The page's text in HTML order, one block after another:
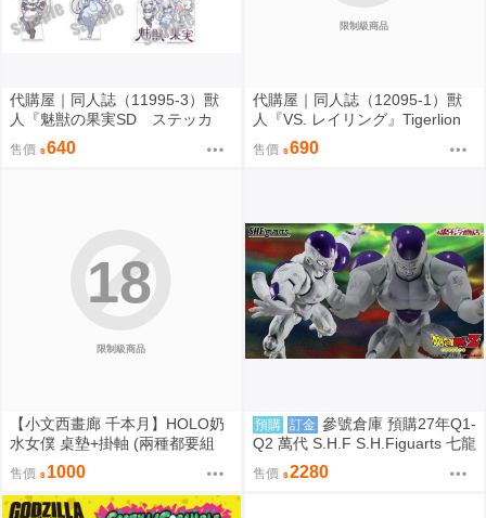
代購屋｜同人誌（11995-3）獸
人『魅獣の果実SD ステッカ
ー』KEYAKI Hobby rig-pa2026
KEYAKI Hobby
售價 640
限制級商品
代購屋｜同人誌（12095-1）獸
人『VS. レイリング』Tigerlion
Moikana GRRRCOMICS-TG
售價 690
限制級商品
18
【小文西畫廊 千本月】HOLO奶
水女僕 桌墊+掛軸 (兩種都要組
合) 桌墊 滑鼠墊 70*40 掛軸 50*7
0 R18【FF47場前預購】{宅即
門}
售價 1000
預購 訂金 參號倉庫 預購27年Q1-
Q2 萬代 S.H.F S.H.Figuarts 七龍
珠 FULL POWER 弗力札 戰損版
售價 2280